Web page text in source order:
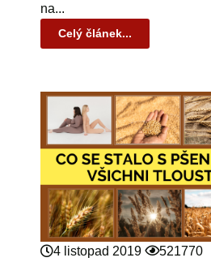
na...
Celý článek...
4 listopad 2019
521770